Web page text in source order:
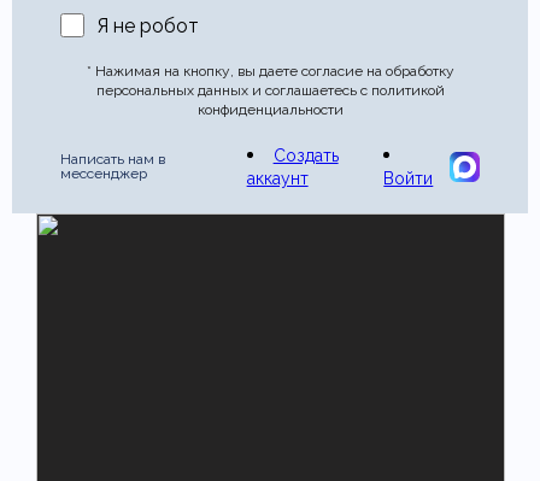
Я не робот
* Нажимая на кнопку, вы даете согласие на обработку
персональных данных и соглашаетесь с политикой
конфиденциальности
Написать нам в
мессенджер
Создать
аккаунт
Войти